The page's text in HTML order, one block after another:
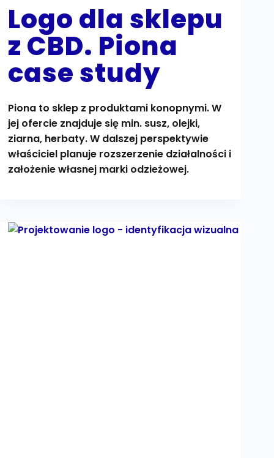
Logo dla sklepu
z CBD. Piona
case study
Piona to sklep z produktami konopnymi. W
jej ofercie znajduje się min. susz, olejki,
ziarna, herbaty. W dalszej perspektywie
właściciel planuje rozszerzenie działalności i
założenie własnej marki odzieżowej.